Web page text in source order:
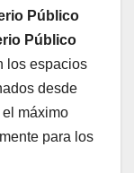
Público
Público
los espacios
desde
máximo
para los